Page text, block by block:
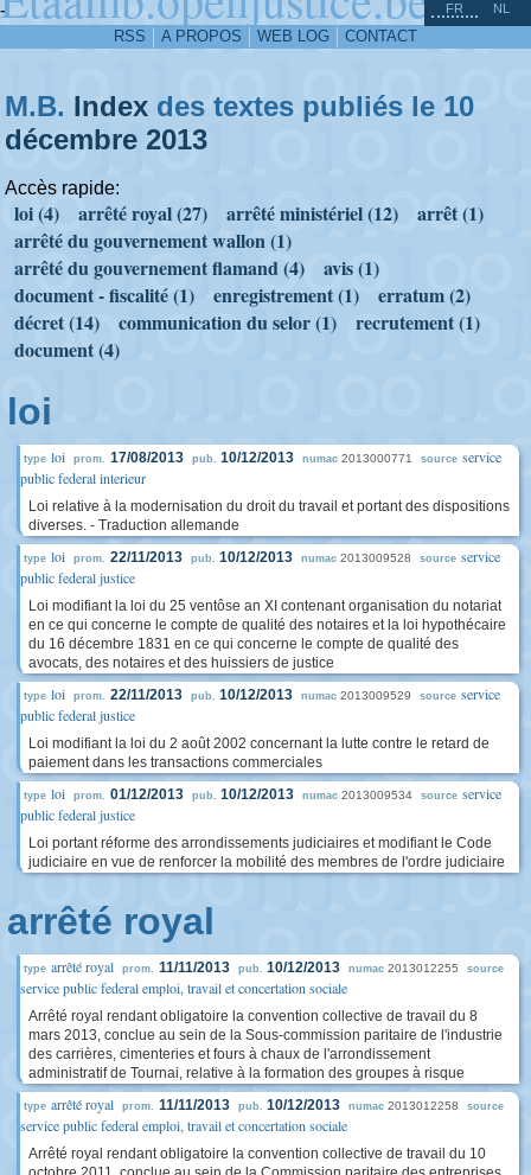
-
RSS A PROPOS WEB LOG CONTACT
FR NL
M.B. Index des textes publiés le 10
décembre 2013
Accès rapide:
loi (4) arrêté royal (27) arrêté ministériel (12)
arrêt (1)
arrêté du gouvernement wallon (1)
arrêté du gouvernement flamand (4)
avis (1)
document - fiscalité (1)
enregistrement (1)
erratum (2)
décret (14)
communication du selor (1)
recrutement (1)
document (4)
loi
type loi prom. 17/08/2013 pub. 10/12/2013 numac 2013000771 source service
public federal interieur
Loi relative à la modernisation du droit du travail et portant des dispositions
diverses. - Traduction allemande
type loi prom. 22/11/2013 pub. 10/12/2013 numac 2013009528 source service
public federal justice
Loi modifiant la loi du 25 ventôse an XI contenant organisation du notariat
en ce qui concerne le compte de qualité des notaires et la loi hypothécaire
du 16 décembre 1831 en ce qui concerne le compte de qualité des
avocats, des notaires et des huissiers de justice
type loi prom. 22/11/2013 pub. 10/12/2013 numac 2013009529 source service
public federal justice
Loi modifiant la loi du 2 août 2002 concernant la lutte contre le retard de
paiement dans les transactions commerciales
type loi prom. 01/12/2013 pub. 10/12/2013 numac 2013009534 source service
public federal justice
Loi portant réforme des arrondissements judiciaires et modifiant le Code
judiciaire en vue de renforcer la mobilité des membres de l'ordre judiciaire
arrêté royal
type arrêté royal prom. 11/11/2013 pub. 10/12/2013 numac 2013012255 source
service public federal emploi, travail et concertation sociale
Arrêté royal rendant obligatoire la convention collective de travail du 8
mars 2013, conclue au sein de la Sous-commission paritaire de l'industrie
des carrières, cimenteries et fours à chaux de l'arrondissement
administratif de Tournai, relative à la formation des groupes à risque
type arrêté royal prom. 11/11/2013 pub. 10/12/2013 numac 2013012258 source
service public federal emploi, travail et concertation sociale
Arrêté royal rendant obligatoire la convention collective de travail du 10
^